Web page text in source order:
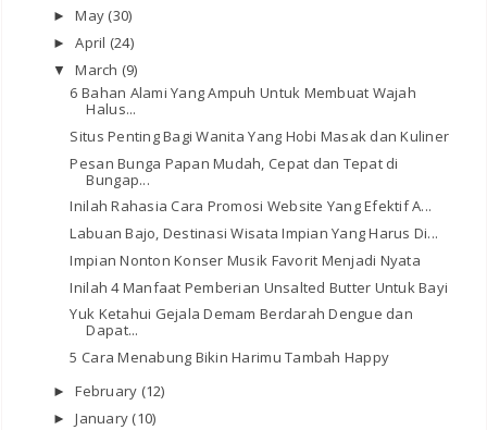
►May (30)
►April (24)
▼March (9)
6 Bahan Alami Yang Ampuh Untuk Membuat Wajah
Halus...
Situs Penting Bagi Wanita Yang Hobi Masak dan Kuliner
Pesan Bunga Papan Mudah, Cepat dan Tepat di
Bungap...
Inilah Rahasia Cara Promosi Website Yang Efektif A...
Labuan Bajo, Destinasi Wisata Impian Yang Harus Di...
Impian Nonton Konser Musik Favorit Menjadi Nyata
Inilah 4 Manfaat Pemberian Unsalted Butter Untuk Bayi
Yuk Ketahui Gejala Demam Berdarah Dengue dan
Dapat...
5 Cara Menabung Bikin Harimu Tambah Happy
►February (12)
►January (10)